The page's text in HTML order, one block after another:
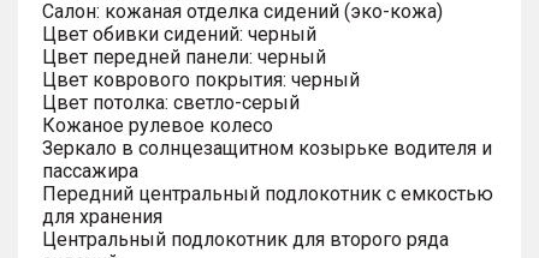
Салон: кожаная отделка сидений (эко-кожа)
Цвет обивки сидений: черный
Цвет передней панели: черный
Цвет коврового покрытия: черный
Цвет потолка: светло-серый
Кожаное рулевое колесо
Зеркало в солнцезащитном козырьке водителя и
пассажира
Передний центральный подлокотник с емкостью
для хранения
Центральный подлокотник для второго ряда